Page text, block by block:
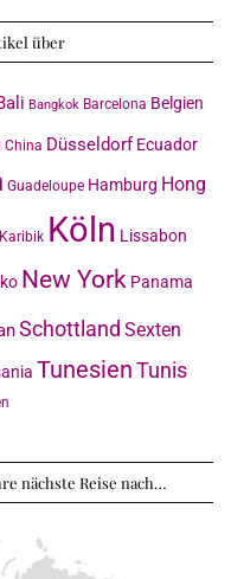
über
Bangkok Barcelona Belgien
China Düsseldorf Ecuador
Guadeloupe Hamburg Hong
Karibik Köln Lissabon
New York Panama
Schottland Sexten
TunesienTunis
nächste Reise nach…